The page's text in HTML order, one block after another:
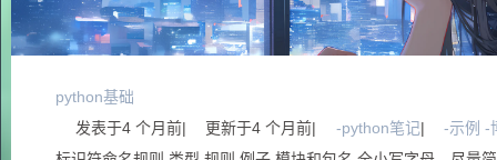
python基础
发表于4 个月前| 更新于4 个月前| -python笔记|
-示例 -